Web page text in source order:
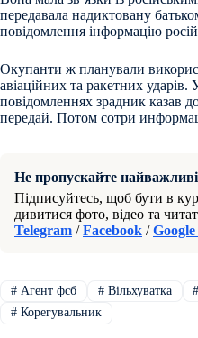
передавала надиктовану
повідомлення інформацію
Окупанти ж планували
авіаційних та ракетних ударів.
повідомленнях зрадник казав
передай. Потом сотри
Не пропускайте
Підписуйтесь, щоб бути в
дивитися фото, відео та
Telegram /Facebook /
#Агент фсб #Вільхуватка #
#Корегувальник